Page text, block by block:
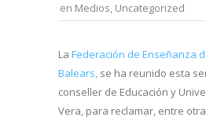
en Medios, Uncategorized
La Federación de Enseñanza
Balears, se ha reunido esta
conseller de Educación y
Vera, para reclamar, entre